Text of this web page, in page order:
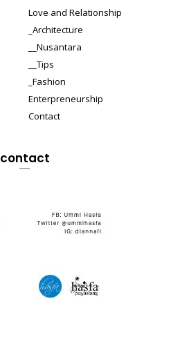
Love and Relationship
_Architecture
__Nusantara
__Tips
_Fashion
Enterpreneurship
Contact
contact